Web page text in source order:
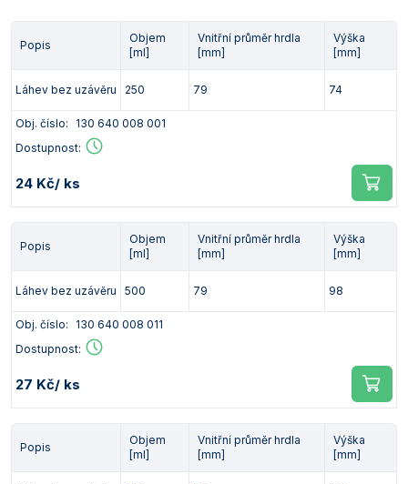
Popis
Objem
[ml]
Vnitřní průměr hrdla
[mm]
Výška
[mm]
Láhev bez uzávěru 250 79 74
Obj. číslo:
130 640 008 001
Dostupnost:
24 Kč/ ks
Popis
Objem
[ml]
Vnitřní průměr hrdla
[mm]
Výška
[mm]
Láhev bez uzávěru 500 79 98
Obj. číslo:
130 640 008 011
Dostupnost:
27 Kč/ ks
Popis
Objem
[ml]
Vnitřní průměr hrdla
[mm]
Výška
[mm]